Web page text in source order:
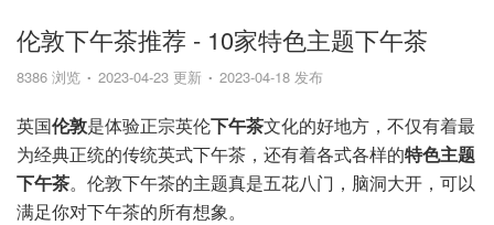
伦敦下午茶推荐 - 10家特色主题下午茶
8386 浏览 2023-04-23 更新 2023-04-18 发布
英国伦敦是体验正宗英伦下午茶文化的好地方，不仅有着最
为经典正统的传统英式下午茶，还有着各式各样的特色主题
下午茶。伦敦下午茶的主题真是五花八门，脑洞大开，可以
满足你对下午茶的所有想象。